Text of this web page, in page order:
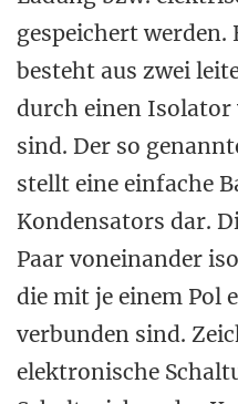
gespeichert
besteht aus zwei
durch einen
sind. Der so
stellt eine einfache
Kondensators dar.
Paar voneinander
die mit je einem Pol
verbunden sind.
elektronische